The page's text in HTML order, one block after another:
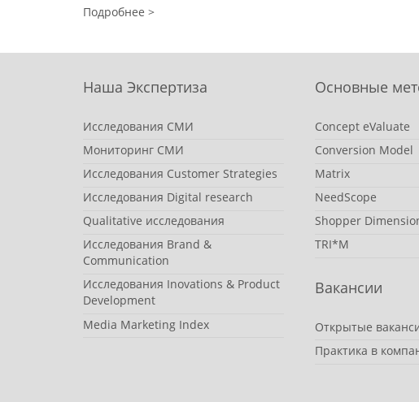
Подробнее >
Наша Экспертиза
Исследования СМИ
Мониторинг СМИ
Исследования Customer Strategies
Исследования Digital research
Qualitative исследования
Исследования Brand &
Communication
Исследования Inovations & Product
Development
Media Marketing Index
Основные
Concept eValuate
Conversion Model
Matrix
NeedScope
Shopper
TRI*M
Вакансии
Открытые
Практика в